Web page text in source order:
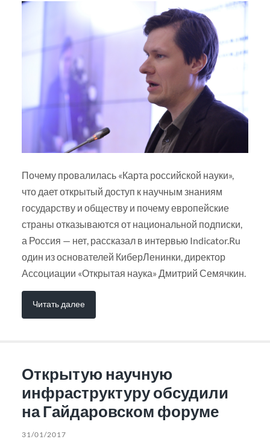
Почему провалилась «Карта российской науки»,
что дает открытый доступ к научным знаниям
государству и обществу и почему европейские
страны отказываются от национальной подписки,
а Россия — нет, рассказал в интервью Indicator.Ru
один из основателей КиберЛенинки, директор
Ассоциации «Открытая наука» Дмитрий Семячкин.
Читать далее
Открытую научную
инфраструктуру обсудили
на Гайдаровском форуме
31/01/2017